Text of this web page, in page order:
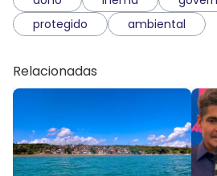
protegido
ambiental
Relacionadas